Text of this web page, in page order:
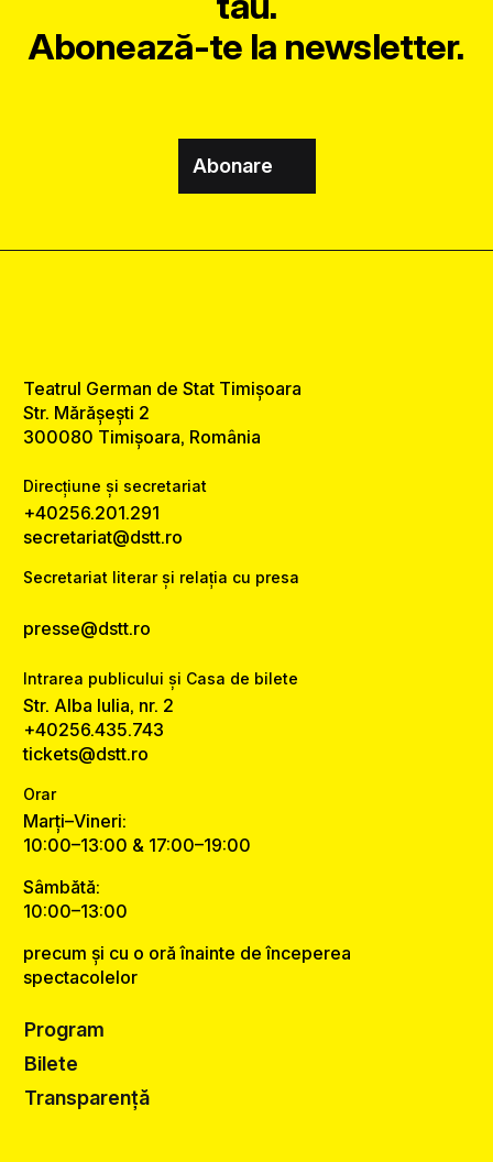
Abonează-te la newsletter.
Abonare
Teatrul German de Stat Timișoara
Str. Mărășești 2
300080 Timișoara, România
Direcțiune și secretariat
+40256.201.291
secretariat@dstt.ro
Secretariat literar și relația cu presa
presse@dstt.ro
Intrarea publicului și Casa de bilete
Str. Alba Iulia, nr. 2
+40256.435.743
tickets@dstt.ro
Orar
Marți–Vineri:
10:00–13:00 & 17:00–19:00
Sâmbătă:
10:00–13:00
precum și cu o oră înainte de începerea
spectacolelor
Program
Bilete
Transparență